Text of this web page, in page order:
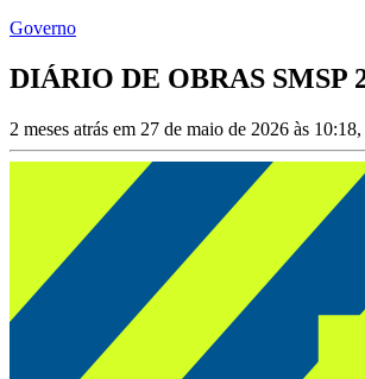
Governo
DIÁRIO DE OBRAS SMSP
2 meses atrás em 27 de maio de 2026 às